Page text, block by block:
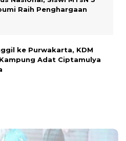
Raih Penghargaan
ke Purwakarta, KDM
Adat Ciptamulya